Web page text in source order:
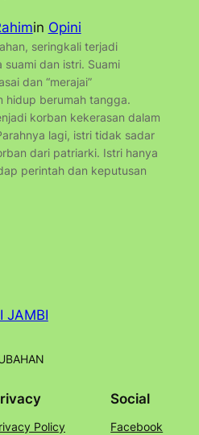
in Opini
seringkali terjadi
dan istri. Suami
dan “merajai”
hidup berumah tangga.
korban kekerasan dalam
lagi, istri tidak sadar
dari patriarki. Istri hanya
perintah dan keputusan
JAMBI
Policy
Social
Facebook